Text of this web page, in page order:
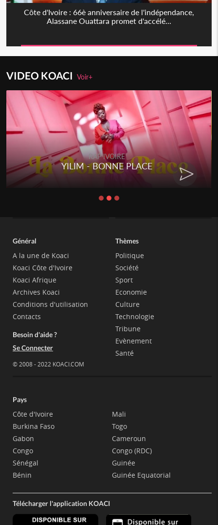
Côte d'Ivoire : 66è anniversaire de l'indépendance,
Alassane Ouattara promet d'accélé...
VIDEO KOACIVoir+
RAP IVOIRE
YILIM - BONNE PLACE
Général
A la une de Koaci
Koaci Côte d'Ivoire
Koaci Afrique
Archives Koaci
Conditions d'utilisation
Contacts
Besoin d'aide ?
Se Connecter
© 2008 - 2022 KOACI.COM
Thèmes
Politique
Société
Sport
Economie
Culture
Technologie
Tribune
Evènement
Santé
Pays
Côte d'Ivoire
Burkina Faso
Gabon
Congo
Sénégal
Bénin
Mali
Togo
Cameroun
Congo (RDC)
Guinée
Guinée Equatorial
Télécharger l'application KOACI